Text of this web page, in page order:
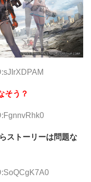
そう？
ストーリーは問題な